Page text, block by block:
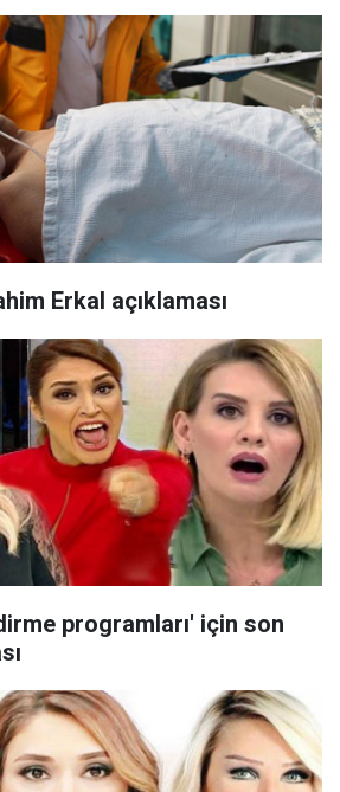
Erkal açıklaması
programları' için son